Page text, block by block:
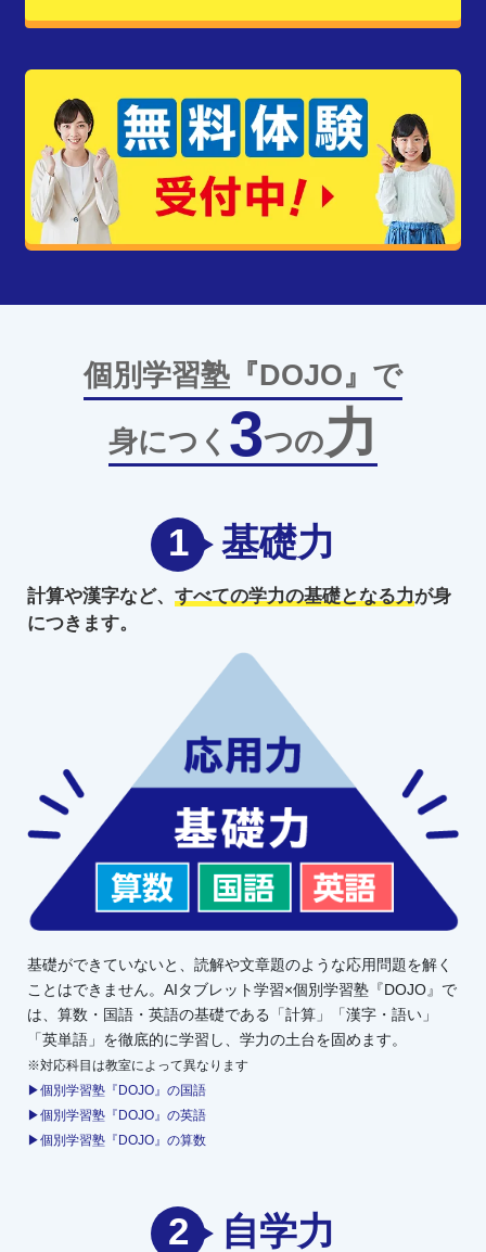
個別学習塾『DOJO』で
身につく 3つの力
1 基礎力
計算や漢字など、 すべての学力の基礎となる力が身
につきます。
基礎ができていないと、読解や文章題のような応用問題を解く
ことはできません。AIタブレット学習×個別学習塾『DOJO』で
は、算数・国語・英語の基礎である「計算」「漢字・語い」
「英単語」を徹底的に学習し、学力の土台を固めます。
※対応科目は教室によって異なります
▶個別学習塾『DOJO』の国語
▶個別学習塾『DOJO』の英語
▶個別学習塾『DOJO』の算数
2 自学力